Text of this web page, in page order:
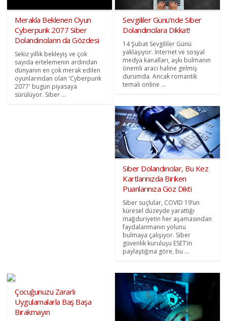
Merakla Beklenen Oyun
Cyberpunk 2077 Siber
Dolandırıcıların da Gözdesi
Sekiz yıllık bekleyiş ve çok
sayıda ertelemenin ardından
dünyanın en çok merak edilen
oyunlarından olan 'Cyberpunk
2077' bugün piyasaya
sürülüyor. Siber ...
Sevgililer Günü’nde Siber
Dolandırıcılara Dikkat!
14 Şubat Sevgililer Günü
yaklaşıyor. İnternet ve sosyal
medya kanalları, aşkı bulmanın
önemli aracı haline gelmiş
durumda. Ancak romantik
temalı online ...
Siber Dolandırıcılar, Bu Kez
Kartlarınızda Biriken
Puanlarınıza Göz Dikti
Siber suçlular, COVID 19’un
küresel düzeyde yarattığı
mağduriyetin her aşamasından
faydalanmanın yolunu
bulmaya çalışıyor. Siber
güvenlik kuruluşu ESET’in
paylaştığına göre, bu ...
Çocuğunuzu Zararlı
Uygulamalarla Baş Başa
Bırakmayın